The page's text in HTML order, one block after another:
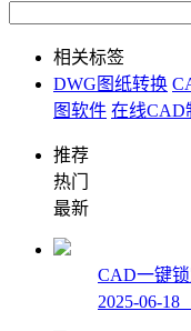
相关标签
DWG图纸转换
图软件 在线CAD
推荐
热门
最新
CAD一键
2025-06-